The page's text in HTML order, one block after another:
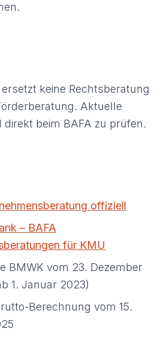
keine Rechtsberatung
Aktuelle
direkt beim BAFA zu prüfen.
offiziell
– BAFA
für KMU
BMWK vom 23. Dezember
1. Januar 2023)
Berechnung vom 15.